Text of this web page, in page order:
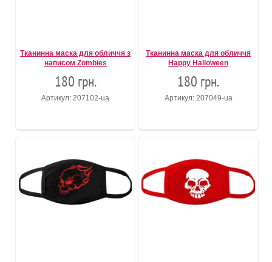
Тканинна маска для обличчя з
написом Zombies
180 грн.
Артикул: 207102-ua
Тканинна маска для обличчя
Happy Halloween
180 грн.
Артикул: 207049-ua